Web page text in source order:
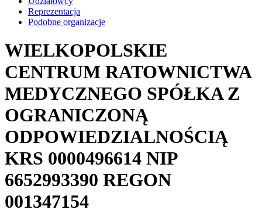
Reprezentacja
Podobne organizacje
WIELKOPOLSKIE
CENTRUM RATOWNICTWA
MEDYCZNEGO SPÓŁKA Z
OGRANICZONĄ
ODPOWIEDZIALNOŚCIĄ
KRS 0000496614 NIP
6652993390 REGON
001347154